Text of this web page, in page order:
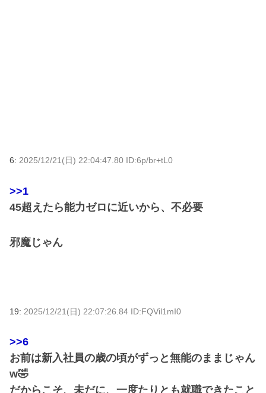
6: 2025/12/21(日) 22:04:47.80 ID:6p/br+tL0
>>1
45超えたら能力ゼロに近いから、不必要
邪魔じゃん
19: 2025/12/21(日) 22:07:26.84 ID:FQVil1mI0
>>6
お前は新入社員の歳の頃がずっと無能のままじゃん
w🤣
だからこそ、未だに、一度たりとも就職できたこと